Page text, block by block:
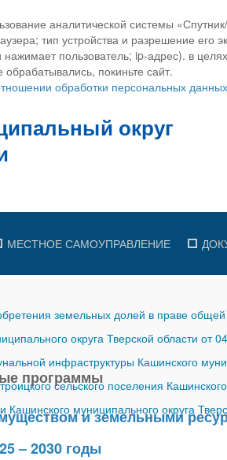
аналитической системы
тип устройства и разрешение его
пользователь; ip-адрес). в
покиньте сайт.
обработки персональных
МЕСТНОЕ САМОУПРАВЛЕНИЕ
земельных долей в праве общей
округа Тверской области от
инфраструктуры Кашинского
сельского поселения
муниципального округа
программы
и земельными
– 2030 годы